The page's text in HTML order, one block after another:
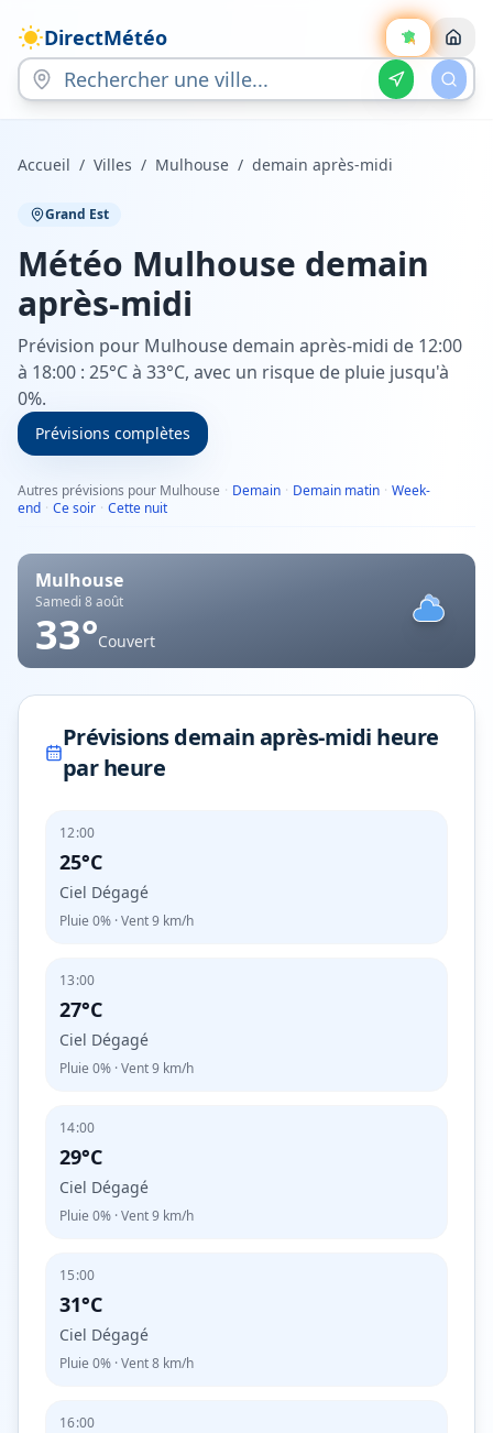
DirectMétéo
Accueil / Villes / Mulhouse / demain après-midi
Grand Est
Météo Mulhouse demain
après-midi
Prévision pour Mulhouse demain après-midi de 12:00
à 18:00 : 25°C à 33°C, avec un risque de pluie jusqu'à
0%.
Prévisions complètes
Autres prévisions pour Mulhouse · Demain · Demain matin · Week-
end · Ce soir · Cette nuit
Mulhouse
Samedi 8 août
33°Couvert
Prévisions demain après-midi heure
par heure
12:00
25°C
Ciel Dégagé
Pluie 0% · Vent9 km/h
13:00
27°C
Ciel Dégagé
Pluie 0% · Vent9 km/h
14:00
29°C
Ciel Dégagé
Pluie 0% · Vent9 km/h
15:00
31°C
Ciel Dégagé
Pluie 0% · Vent8 km/h
16:00